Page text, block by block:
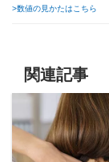
>数値の見かたはこちら
関連記事